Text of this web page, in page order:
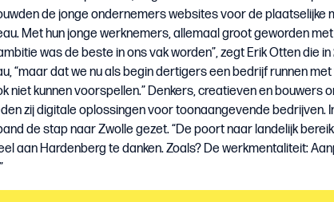
de jonge ondernemers websites voor de
Met hun jonge werknemers, allemaal groot geworden met
was de beste in ons vak worden”, zegt Erik Otten die
“maar dat we nu als begin dertigers een bedrijf runnen
niet kunnen voorspellen.” Denkers, creatieven en bouwers
zij digitale oplossingen voor toonaangevende bedrijven.
de stap naar Zwolle gezet. “De poort naar landelijk
aan Hardenberg te danken. Zoals? De werkmentaliteit: